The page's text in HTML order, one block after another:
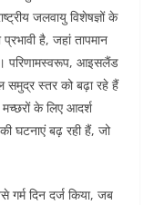
जलवायु विशेषज्ञों के
है, जहां तापमान
परिणामस्वरूप, आइसलैंड
स्तर को बढ़ा रहे हैं
के लिए आदर्श
घटनाएं बढ़ रही हैं, जो
दिन दर्ज किया, जब